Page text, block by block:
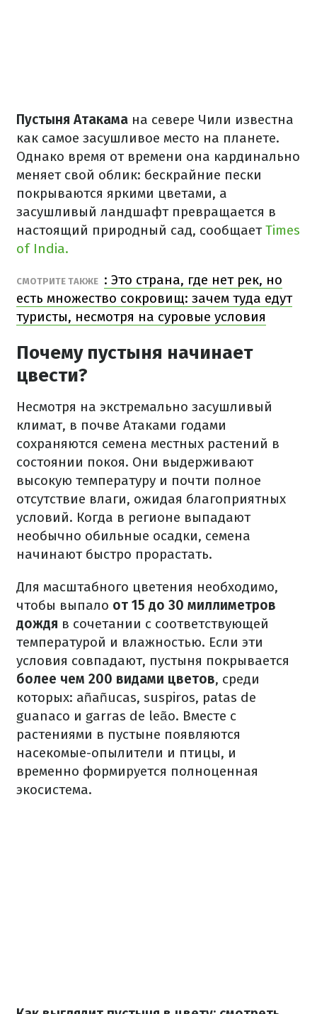
Пустыня Атакама на севере Чили известна
как самое засушливое место на планете.
Однако время от времени она кардинально
меняет свой облик: бескрайние пески
покрываются яркими цветами, а
засушливый ландшафт превращается в
настоящий природный сад, сообщаетTimes
of India.
СМОТРИТЕ ТАКЖЕ : Это страна, где нет рек, но
есть множество сокровищ: зачем туда едут
туристы, несмотря на суровые условия
Почему пустыня начинает
цвести?
Несмотря на экстремально засушливый
климат, в почве Атаками годами
сохраняются семена местных растений в
состоянии покоя. Они выдерживают
высокую температуру и почти полное
отсутствие влаги, ожидая благоприятных
условий. Когда в регионе выпадают
необычно обильные осадки, семена
начинают быстро прорастать.
Для масштабного цветения необходимо,
чтобы выпало от 15 до 30 миллиметров
дождя в сочетании с соответствующей
температурой и влажностью. Если эти
условия совпадают, пустыня покрывается
более чем 200 видами цветов, среди
которых: añañucas, suspiros, patas de
guanaco и garras de leão. Вместе с
растениями в пустыне появляются
насекомые-опылители и птицы, и
временно формируется полноценная
экосистема.